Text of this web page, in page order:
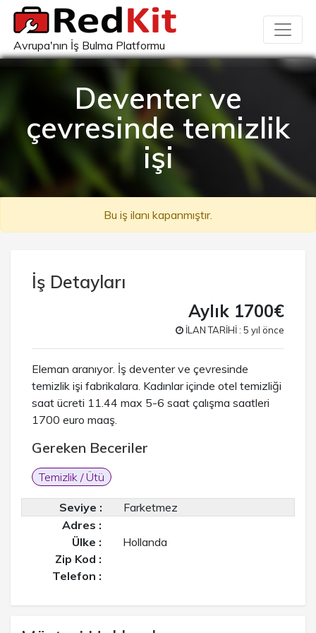
Avrupa'nın İş Bulma Platformu
Deventer ve
çevresinde temizlik
işi
Bu iş ilanı kapanmıştır.
İş Detayları
Aylık 1700€
İLAN TARİHİ : 5 yıl önce
Eleman aranıyor. İş deventer ve çevresinde
temizlik işi fabrikalara. Kadınlar içinde otel temizliği
saat ücreti 11.44 max 5-6 saat çalışma saatleri
1700 euro maaş.
Gereken Beceriler
Temizlik / Ütü
Seviye :
Farketmez
Adres :
Ülke :
Hollanda
Zip Kod :
Telefon :